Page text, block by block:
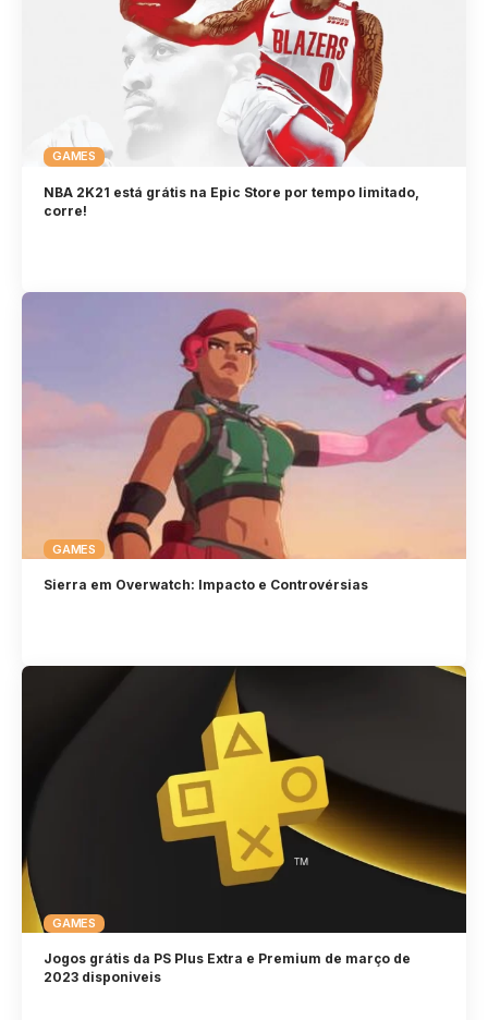
GAMES
NBA 2K21 está grátis na Epic Store por tempo limitado,
corre!
GAMES
Sierra em Overwatch: Impacto e Controvérsias
GAMES
Jogos grátis da PS Plus Extra e Premium de março de
2023 disponiveis